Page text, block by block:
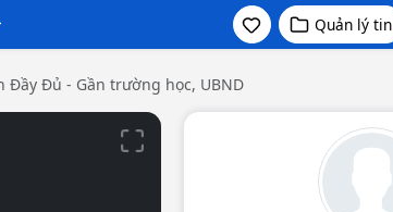
Quản lý tin
Đầy Đủ - Gần trường học, UBND